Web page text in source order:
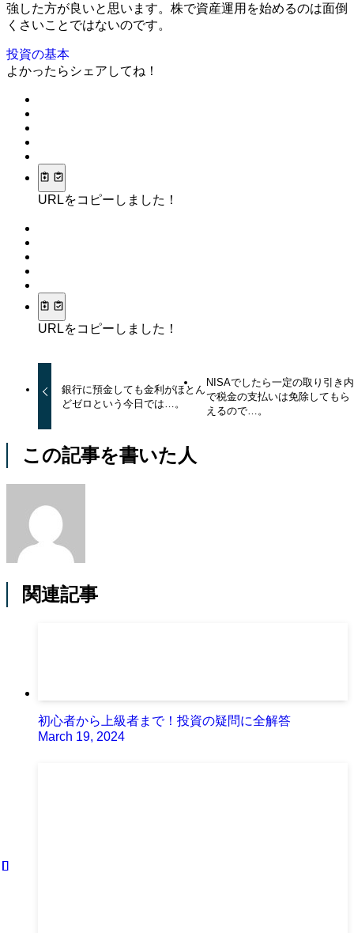
強した方が良いと思います。株で資産運用を始めるのは面倒
くさいことではないのです。
投資の基本
よかったらシェアしてね！
URLをコピーしました！
URLをコピーしました！
銀行に預金しても金利がほとん
どゼロという今日では…。
NISAでしたら一定の取り引き内
で税金の支払いは免除してもら
えるので…。
この記事を書いた人
関連記事
初心者から上級者まで！投資の疑問に全解答
March 19, 2024